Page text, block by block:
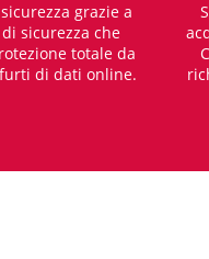
grazie a
sicurezza che
totale da
di dati online.